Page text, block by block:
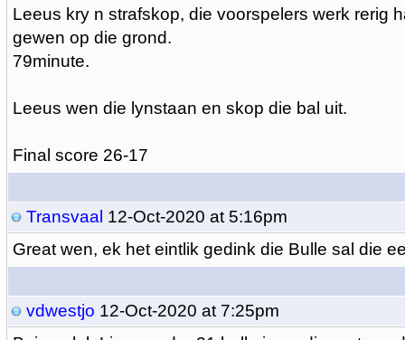
Leeus kry n strafskop, die voorspelers werk rerig
gewen op die grond.
79minute.
Leeus wen die lynstaan en skop die bal uit.
Final score 26-17
Transvaal 12-Oct-2020 at 5:16pm
Great wen, ek het eintlik gedink die Bulle sal die
vdwestjo 12-Oct-2020 at 7:25pm